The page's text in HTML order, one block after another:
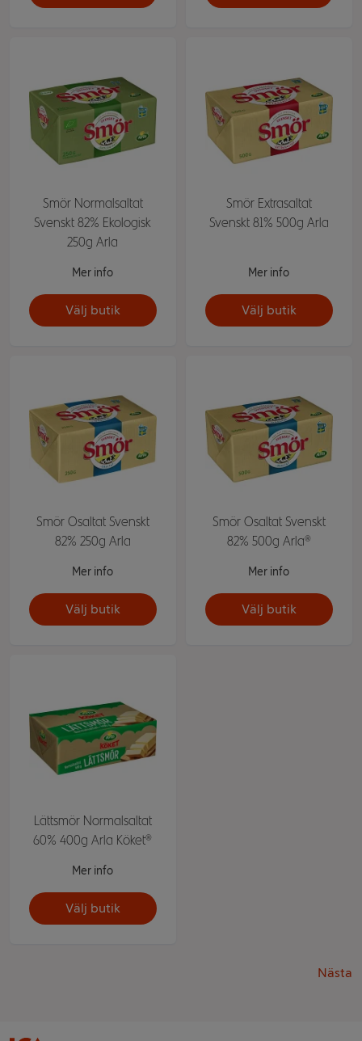
Smör Normalsaltat
Svenskt 82% Ekologisk
250g Arla
Mer info
Välj butik
Smör Extrasaltat
Svenskt 81% 500g Arla
Mer info
Välj butik
Smör Osaltat Svenskt
82% 250g Arla
Mer info
Välj butik
Smör Osaltat Svenskt
82% 500g Arla®
Mer info
Välj butik
Lättsmör Normalsaltat
60% 400g Arla Köket®
Mer info
Välj butik
Nästa